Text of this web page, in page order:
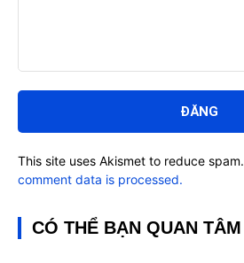
luận:
This site uses Akismet to reduce spam.
comment data is processed.
CÓ THỂ BẠN QUAN TÂM